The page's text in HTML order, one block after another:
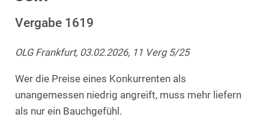
Vergabe 1619
OLG Frankfurt, 03.02.2026, 11 Verg 5/25
Wer die Preise eines Konkurrenten als
unangemessen niedrig angreift, muss mehr liefern
als nur ein Bauchgefühl.